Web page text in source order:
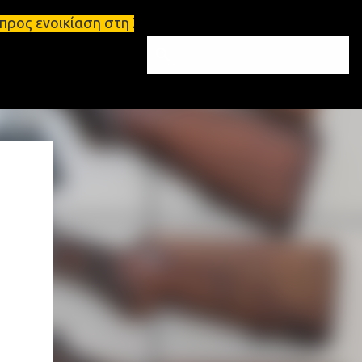
στη Σπάρτη Ενοικιάσεις διαμερισμάτων